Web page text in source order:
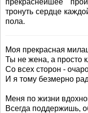
прекраснейшее
тронуть сердце
пола.
Моя прекрасная
Ты не жена, а просто
Со всех сторон -
И я тому безмерно
Меня по жизни
Всегда поддержишь,